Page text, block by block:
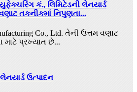
કં., લિમિટેડની લેનયાર્ડ
તકનીકમાં નિપુણતા...
Co., Ltd. તેની ઉત્તમ વણાટ
માટે પ્રખ્યાત છે...
ઉત્પાદન